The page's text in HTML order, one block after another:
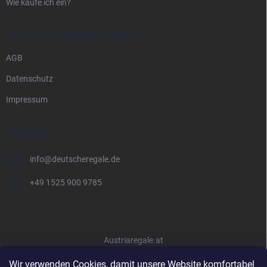
Wir verwenden Cookies, damit unsere Website komfortabel
Wie kaufe ich ein?
RECHTLICHE INFORMATIONEN
AGB
Datenschutz
Impressum
KONTAKT
info@deutscheregale.de
+49 1525 900 9785
Austriaregale.at